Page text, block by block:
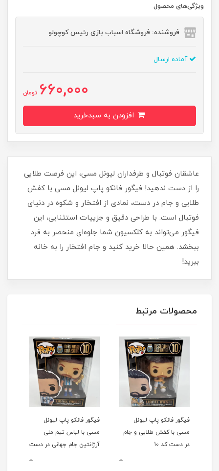
ویژگی‌های محصول
فروشنده: فروشگاه اسباب بازی رئیس کوچولو
آماده ارسال
660,000 تومان
عاشقان فوتبال و طرفداران لیونل مسی، این فرصت طلایی
را از دست ندهید! فیگور فانکو پاپ لیونل مسی با کفش
طلایی و جام در دست، نمادی از افتخار و شکوه در دنیای
فوتبال است. با طراحی دقیق و جزییات استثنایی، این
فیگور می‌تواند به کلکسیون شما جلوه‌ای منحصر به فرد
ببخشد. همین حالا خرید کنید و جام افتخار را به خانه
ببرید!
محصولات مرتبط
فیگور فانکو پاپ لیونل
مسی با کفش طلایی و جام
در دست کد 10
0
فیگور فانکو پاپ لیونل
مسی با لباس تیم ملی
آرژانتین جام جهانی در دست
0